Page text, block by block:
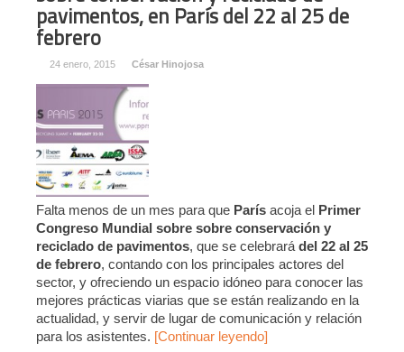
pavimentos, en París del 22 al 25 de
febrero
24 enero, 2015 César Hinojosa
Falta menos de un mes para que París acoja el Primer
Congreso Mundial sobre sobre conservación y
reciclado de pavimentos, que se celebrará del 22 al 25
de febrero, contando con los principales actores del
sector, y ofreciendo un espacio idóneo para conocer las
mejores prácticas viarias que se están realizando en la
actualidad, y servir de lugar de comunicación y relación
para los asistentes. [Continuar leyendo]